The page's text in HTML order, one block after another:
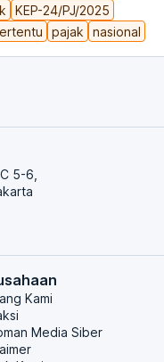
KEP-24/PJ/2025
pajak nasional
5-6,
Kami
Media Siber